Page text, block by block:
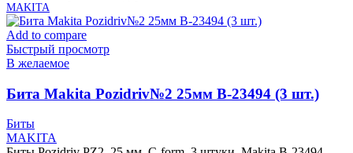
MAKITA
Add to compare
Быстрый просмотр
В желаемое
Бита Makita Pozidriv№2 25мм B-23494 (3 шт.)
Биты
MAKITA